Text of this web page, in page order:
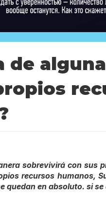
de
sobrevivirá con sus
recursos humanos,
quedan en absoluto. si